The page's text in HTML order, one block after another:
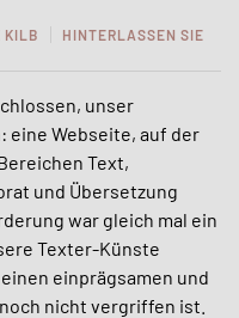
KILB
HINTERLASSEN SIE
unser
eine Webseite, auf der
Text,
und Übersetzung
war gleich mal ein
Texter-Künste
einprägsamen und
nicht vergriffen ist.